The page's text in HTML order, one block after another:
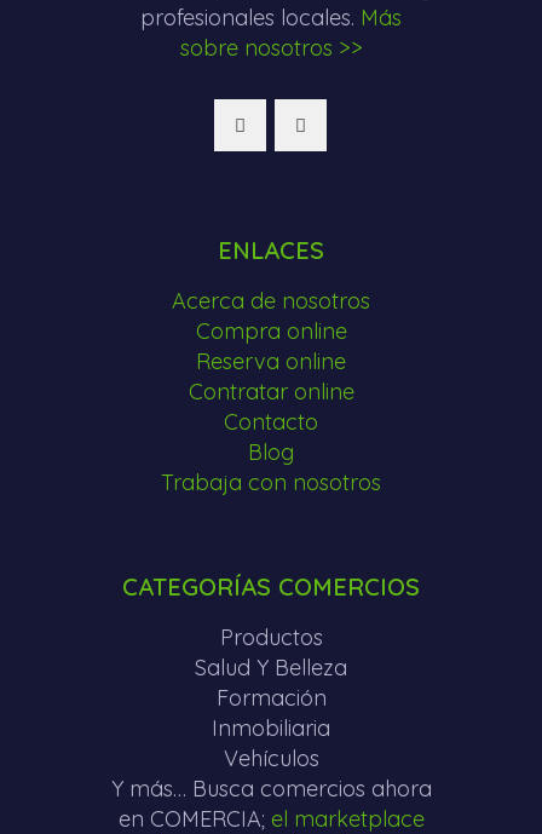
profesionales locales. Más
sobre nosotros >>
ENLACES
Acerca de nosotros
Compra online
Reserva online
Contratar online
Contacto
Blog
Trabaja con nosotros
CATEGORÍAS COMERCIOS
Productos
Salud Y Belleza
Formación
Inmobiliaria
Vehículos
Y más… Busca comercios ahora
en COMERCIA; el marketplace